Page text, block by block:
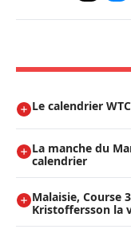
Le calendrier
La manche du
calendrier
Malaisie, Course
Kristoffersson la